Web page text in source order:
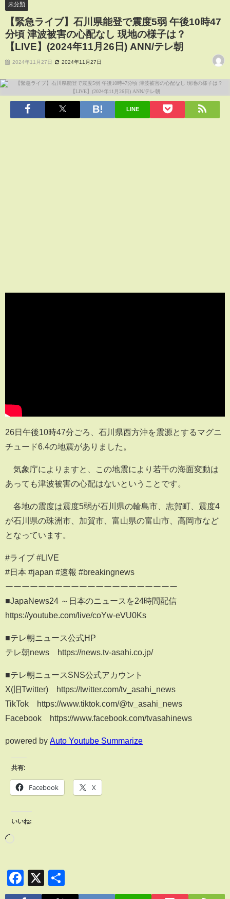
未分類
【緊急ライブ】石川県能登で震度5弱 午後10時47
分頃 津波被害の心配なし 現地の様子は？
【LIVE】(2024年11月26日) ANN/テレ朝
2024年11月27日 2024年11月27日
LINE
26日午後10時47分ごろ、石川県西方沖を震源とするマグニ
チュード6.4の地震がありました。
気象庁によりますと、この地震により若干の海面変動は
あっても津波被害の心配はないということです。
各地の震度は震度5弱が石川県の輪島市、志賀町、震度4
が石川県の珠洲市、加賀市、富山県の富山市、高岡市など
となっています。
#ライブ #LIVE
#日本 #japan #速報 #breakingnews
ーーーーーーーーーーーーーーーーーーーーー
■JapaNews24 ～日本のニュースを24時間配信
https://youtube.com/live/coYw-eVU0Ks
■テレ朝ニュース公式HP
テレ朝news https://news.tv-asahi.co.jp/
■テレ朝ニュースSNS公式アカウント
X(旧Twitter) https://twitter.com/tv_asahi_news
TikTok https://www.tiktok.com/@tv_asahi_news
Facebook https://www.facebook.com/tvasahinews
powered by Auto Youtube Summarize
共有:
Facebook X
いいね:
Facebook
X
有